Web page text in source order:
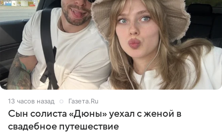
13 часов назад Газета.Ru
Сын солиста «Дюны» уехал с женой в
свадебное путешествие